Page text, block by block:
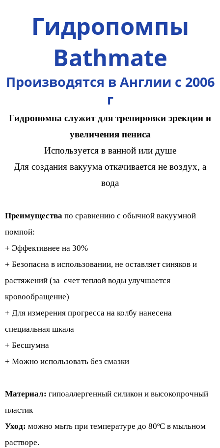
Гидропомпы
Bathmate
Производятся в Англии с 2006
г
Гидропомпа служит для тренировки эрекции и
увеличения пениса
Используется в ванной или душе
Для создания вакуума откачивается не воздух, а
вода
Преимущества по сравнению с обычной вакуумной
помпой:
+ Эффективнее на 30%
+ Безопасна в использовании, не оставляет синяков и
растяжений (за счет теплой воды улучшается
кровообращение)
+ Для измерения прогресса на колбу нанесена
специальная шкала
+ Бесшумна
+ Можно использовать без смазки
Материал: гипоаллергенный силикон и высокопрочный
пластик
Уход: можно мыть при температуре до 80ºС в мыльном
растворе.